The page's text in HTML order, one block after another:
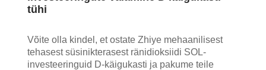
tühi
Võite olla kindel, et ostate Zhiye mehaanilisest
tehasest süsinikterasest ränidioksiidi SOL-
investeeringuid D-käigukasti ja pakume teile